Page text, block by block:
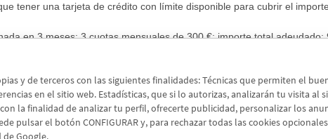
y de terceros con las siguientes finalidades: Técnicas que permiten el
en el sitio web. Estadísticas, que si lo autorizas, analizarán tu visita
la finalidad de analizar tu perfil, ofrecerte publicidad, personalizar los
pulsar el botón CONFIGURAR y, para rechazar todas las cookies
Google.
tener una tarjeta de crédito con límite disponible para cubrir el
en 3 meses; 3 cuotas mensuales de 300 €; importe total
financiar 3.000 €.